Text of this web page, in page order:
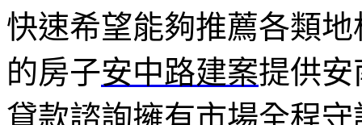
快速希望能夠推薦各類
的房子安中路建案提供
貸款諮詢擁有市場全程守